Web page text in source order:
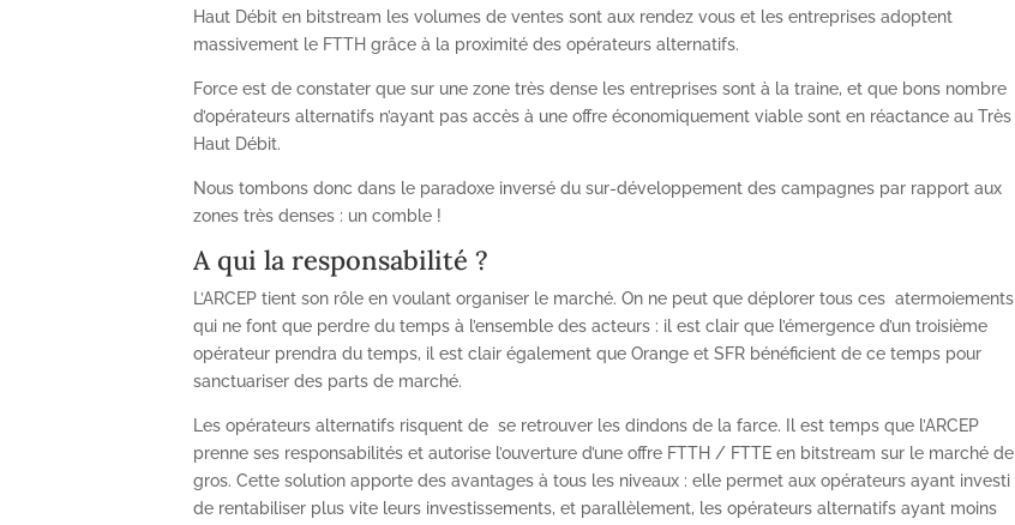
Haut Débit en bitstream les volumes de ventes sont aux rendez vous et les entreprises adoptent
massivement le FTTH grâce à la proximité des opérateurs alternatifs.
Force est de constater que sur une zone très dense les entreprises sont à la traine, et que bons nombre
d’opérateurs alternatifs n’ayant pas accès à une offre économiquement viable sont en réactance au Très
Haut Débit.
Nous tombons donc dans le paradoxe inversé du sur-développement des campagnes par rapport aux
zones très denses : un comble !
A qui la responsabilité ?
L’ARCEP tient son rôle en voulant organiser le marché. On ne peut que déplorer tous ces atermoiements
qui ne font que perdre du temps à l’ensemble des acteurs : il est clair que l’émergence d’un troisième
opérateur prendra du temps, il est clair également que Orange et SFR bénéficient de ce temps pour
sanctuariser des parts de marché.
Les opérateurs alternatifs risquent de se retrouver les dindons de la farce. Il est temps que l’ARCEP
prenne ses responsabilités et autorise l’ouverture d’une offre FTTH / FTTE en bitstream sur le marché de
gros. Cette solution apporte des avantages à tous les niveaux : elle permet aux opérateurs ayant investi
de rentabiliser plus vite leurs investissements, et parallèlement, les opérateurs alternatifs ayant moins